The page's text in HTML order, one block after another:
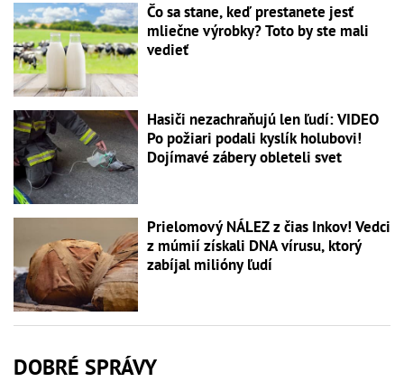
Čo sa stane, keď prestanete jesť
mliečne výrobky? Toto by ste mali
vedieť
Hasiči nezachraňujú len ľudí: VIDEO
Po požiari podali kyslík holubovi!
Dojímavé zábery obleteli svet
Prielomový NÁLEZ z čias Inkov! Vedci
z múmií získali DNA vírusu, ktorý
zabíjal milióny ľudí
DOBRÉ SPRÁVY